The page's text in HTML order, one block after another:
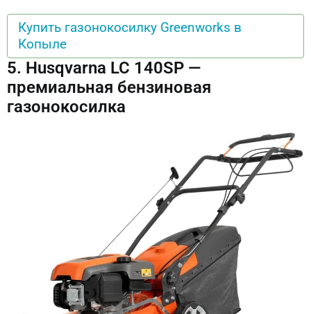
Купить газонокосилку Greenworks в
Копыле
5. Husqvarna LC 140SP —
премиальная бензиновая
газонокосилка